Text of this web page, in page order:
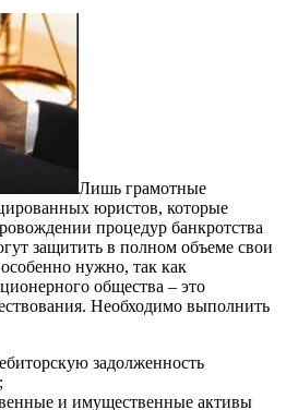
Лишь грамотные
юристов, которые
процедур банкротства
защитить в полном объеме свои
нужно, так как
общества – это
Необходимо выполнить
задолженность
и имущественные активы